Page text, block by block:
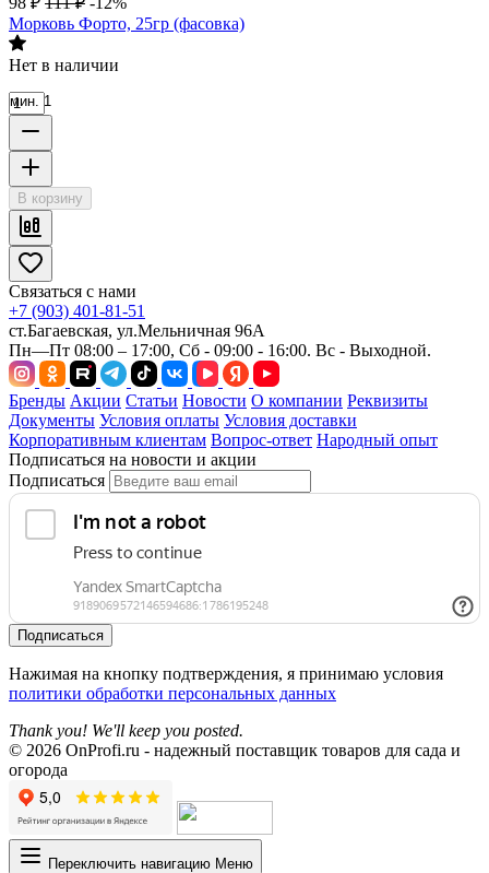
Морковь Форто, 25гр (фасовка)
Нет в наличии
мин. 1
В корзину
Связаться с нами
+7 (903) 401-81-51
ст.Багаевская, ул.Мельничная 96А
Пн—Пт 08:00 – 17:00, Сб - 09:00 - 16:00. Вс - Выходной.
Бренды Акции Статьи Новости О компании Реквизиты
Документы Условия оплаты Условия доставки
Корпоративным клиентам Вопрос-ответ Народный опыт
Подписаться на новости и акции
Подписаться
Подписаться
Нажимая на кнопку подтверждения, я принимаю условия
политики обработки персональных данных
Thank you! We'll keep you posted.
© 2026 OnProfi.ru - надежный поставщик товаров для сада и
огорода
Переключить навигацию Меню